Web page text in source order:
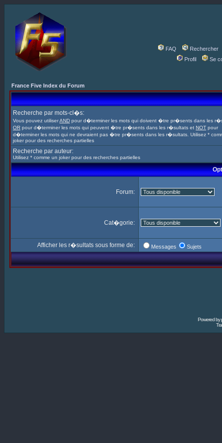
FAQ
Rechercher
Profil
Se
France Five Index du Forum
Recherche par mots-cl�s:
Vous pouvez utiliserAND pour d�terminer les mots qui doivent �tre pr�sents dans les
OR pour d�terminer les mots qui peuvent �tre pr�sents dans les r�sultats et NOT pour
d�terminer les mots qui ne devraient pas �tre pr�sents dans les r�sultats. Utilisez *
joker pour des recherches partielles
Recherche par auteur:
Utilisez * comme un joker pour des recherches partielles
Forum:
Cat�gorie:
Afficher les r�sultats sous forme de: Messages Sujets
Powered by